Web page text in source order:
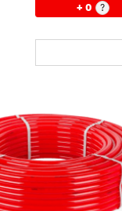
+ 0 ?